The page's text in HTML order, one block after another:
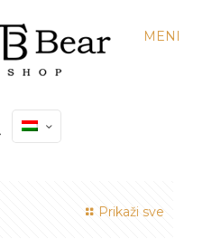
MENI
Prikaži sve